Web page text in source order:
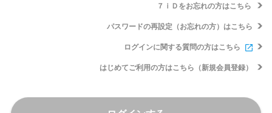
７ｉＤをお忘れの方はこちら
パスワードの再設定（お忘れの方）はこちら
ログインに関する質問の方はこちら
はじめてご利用の方はこちら（新規会員登録）